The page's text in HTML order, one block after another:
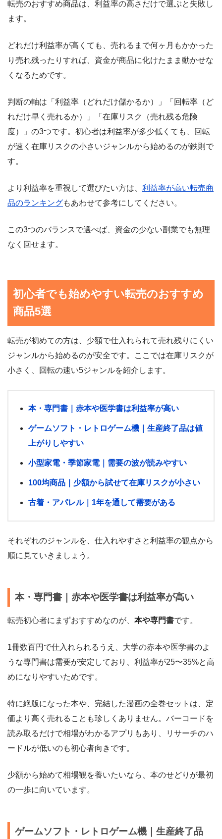
転売のおすすめ商品は、利益率の高さだけで選ぶと失敗し
ます。
どれだけ利益率が高くても、売れるまで何ヶ月もかかった
り売れ残ったりすれば、資金が商品に化けたまま動かせな
くなるためです。
判断の軸は「利益率（どれだけ儲かるか）」「回転率（ど
れだけ早く売れるか）」「在庫リスク（売れ残る危険
度）」の3つです。初心者は利益率が多少低くても、回転
が速く在庫リスクの小さいジャンルから始めるのが鉄則で
す。
より利益率を重視して選びたい方は、 利益率が高い転売商
品のランキングもあわせて参考にしてください。
この3つのバランスで選べば、資金の少ない副業でも無理
なく回せます。
初心者でも始めやすい転売のおすすめ
商品5選
転売が初めての方は、少額で仕入れられて売れ残りにくい
ジャンルから始めるのが安全です。ここでは在庫リスクが
小さく、回転の速い5ジャンルを紹介します。
本・専門書｜赤本や医学書は利益率が高い
ゲームソフト・レトロゲーム機｜生産終了品は値
上がりしやすい
小型家電・季節家電｜需要の波が読みやすい
100均商品｜少額から試せて在庫リスクが小さい
古着・アパレル｜1年を通して需要がある
それぞれのジャンルを、仕入れやすさと利益率の観点から
順に見ていきましょう。
本・専門書｜赤本や医学書は利益率が高い
転売初心者にまずおすすめなのが、 本や専門書です。
1冊数百円で仕入れられるうえ、大学の赤本や医学書のよ
うな専門書は需要が安定しており、利益率が25〜35%と高
めになりやすいためです。
特に絶版になった本や、完結した漫画の全巻セットは、定
価より高く売れることも珍しくありません。バーコードを
読み取るだけで相場がわかるアプリもあり、リサーチのハ
ードルが低いのも初心者向きです。
少額から始めて相場観を養いたいなら、本のせどりが最初
の一歩に向いています。
ゲームソフト・レトロゲーム機｜生産終了品